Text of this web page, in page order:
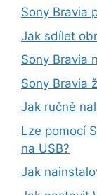
Sony Bravia
Jak sdílet
Sony Bravia
Sony Bravia
Jak ručně
Lze pomocí
na USB?
Jak